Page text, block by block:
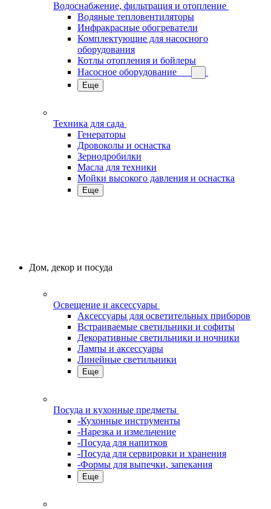
Водоснабжение, фильтрация и отопление
Водяные тепловентиляторы
Инфракрасные обогреватели
Комплектующие для насосного
оборудования
Котлы отопления и бойлеры
Насосное оборудование
Еще
Техника для сада
Генераторы
Дровоколы и оснастка
Зернодробилки
Масла для техники
Мойки высокого давления и оснастка
Еще
Дом, декор и посуда
Освещение и аксессуары
Аксессуары для осветительных приборов
Встраиваемые светильники и софиты
Декоративные светильники и ночники
Лампы и аксессуары
Линейные светильники
Еще
Посуда и кухонные предметы
-Кухонные инструменты
-Нарезка и измельчение
-Посуда для напитков
-Посуда для сервировки и хранения
-Формы для выпечки, запекания
Еще